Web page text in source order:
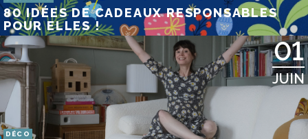
80 IDÉES DE CADEAUX RESPONSABLES
POUR ELLES !
01
JUIN
DÉCO